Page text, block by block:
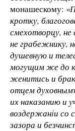
монашескому: «
кротку,
смехотворцу, не
не грабежнику,
душевную и
могущим же до
женитись и
отцем
их наказанию и
воздержанiи со
зазора и